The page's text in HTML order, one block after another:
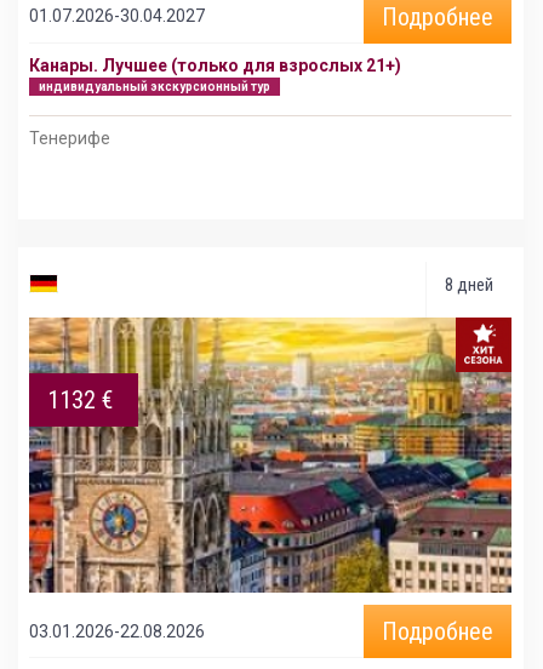
01.07.2026-30.04.2027 Подробнее
Канары. Лучшее (только для взрослых 21+)
индивидуальный экскурсионный тур
Тенерифе
8 дней
1132 €
03.01.2026-22.08.2026 Подробнее